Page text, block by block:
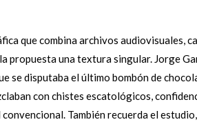
que combina archivos audiovisuales,
propuesta una textura singular. Jorge
se disputaba el último bombón de
con chistes escatológicos,
También recuerda el